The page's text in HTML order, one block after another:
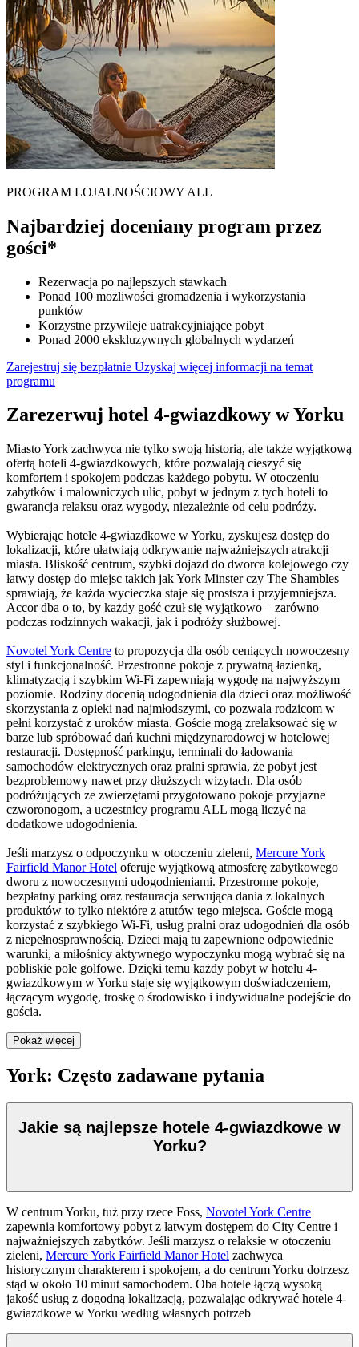
PROGRAM LOJALNOŚCIOWY ALL
Najbardziej doceniany program przez
gości*
Rezerwacja po najlepszych stawkach
Ponad 100 możliwości gromadzenia i wykorzystania
punktów
Korzystne przywileje uatrakcyjniające pobyt
Ponad 2000 ekskluzywnych globalnych wydarzeń
Zarejestruj się bezpłatnie Uzyskaj więcej informacji na temat
programu
Zarezerwuj hotel 4-gwiazdkowy w Yorku
Miasto York zachwyca nie tylko swoją historią, ale także wyjątkową
ofertą hoteli 4-gwiazdkowych, które pozwalają cieszyć się
komfortem i spokojem podczas każdego pobytu. W otoczeniu
zabytków i malowniczych ulic, pobyt w jednym z tych hoteli to
gwarancja relaksu oraz wygody, niezależnie od celu podróży.
Wybierając hotele 4-gwiazdkowe w Yorku, zyskujesz dostęp do
lokalizacji, które ułatwiają odkrywanie najważniejszych atrakcji
miasta. Bliskość centrum, szybki dojazd do dworca kolejowego czy
łatwy dostęp do miejsc takich jak York Minster czy The Shambles
sprawiają, że każda wycieczka staje się prostsza i przyjemniejsza.
Accor dba o to, by każdy gość czuł się wyjątkowo – zarówno
podczas rodzinnych wakacji, jak i podróży służbowej.
Novotel York Centre to propozycja dla osób ceniących nowoczesny
styl i funkcjonalność. Przestronne pokoje z prywatną łazienką,
klimatyzacją i szybkim Wi-Fi zapewniają wygodę na najwyższym
poziomie. Rodziny docenią udogodnienia dla dzieci oraz możliwość
skorzystania z opieki nad najmłodszymi, co pozwala rodzicom w
pełni korzystać z uroków miasta. Goście mogą zrelaksować się w
barze lub spróbować dań kuchni międzynarodowej w hotelowej
restauracji. Dostępność parkingu, terminali do ładowania
samochodów elektrycznych oraz pralni sprawia, że pobyt jest
bezproblemowy nawet przy dłuższych wizytach. Dla osób
podróżujących ze zwierzętami przygotowano pokoje przyjazne
czworonogom, a uczestnicy programu ALL mogą liczyć na
dodatkowe udogodnienia.
Jeśli marzysz o odpoczynku w otoczeniu zieleni, Mercure York
Fairfield Manor Hotel oferuje wyjątkową atmosferę zabytkowego
dworu z nowoczesnymi udogodnieniami. Przestronne pokoje,
bezpłatny parking oraz restauracja serwująca dania z lokalnych
produktów to tylko niektóre z atutów tego miejsca. Goście mogą
korzystać z szybkiego Wi-Fi, usług pralni oraz udogodnień dla osób
z niepełnosprawnością. Dzieci mają tu zapewnione odpowiednie
warunki, a miłośnicy aktywnego wypoczynku mogą wybrać się na
pobliskie pole golfowe. Dzięki temu każdy pobyt w hotelu 4-
gwiazdkowym w Yorku staje się wyjątkowym doświadczeniem,
łączącym wygodę, troskę o środowisko i indywidualne podejście do
gościa.
Pokaż więcej
York: Często zadawane pytania
Jakie są najlepsze hotele 4-gwiazdkowe w
Yorku?
W centrum Yorku, tuż przy rzece Foss, Novotel York Centre
zapewnia komfortowy pobyt z łatwym dostępem do City Centre i
najważniejszych zabytków. Jeśli marzysz o relaksie w otoczeniu
zieleni, Mercure York Fairfield Manor Hotel zachwyca
historycznym charakterem i spokojem, a do centrum Yorku dotrzesz
stąd w około 10 minut samochodem. Oba hotele łączą wysoką
jakość usług z dogodną lokalizacją, pozwalając odkrywać hotele 4-
gwiazdkowe w Yorku według własnych potrzeb